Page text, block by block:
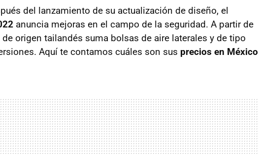
del lanzamiento de su actualización de diseño, el
anuncia mejoras en el campo de la seguridad. A partir de
de origen tailandés suma bolsas de aire laterales y de tipo
Aquí te contamos cuáles son sus precios en México